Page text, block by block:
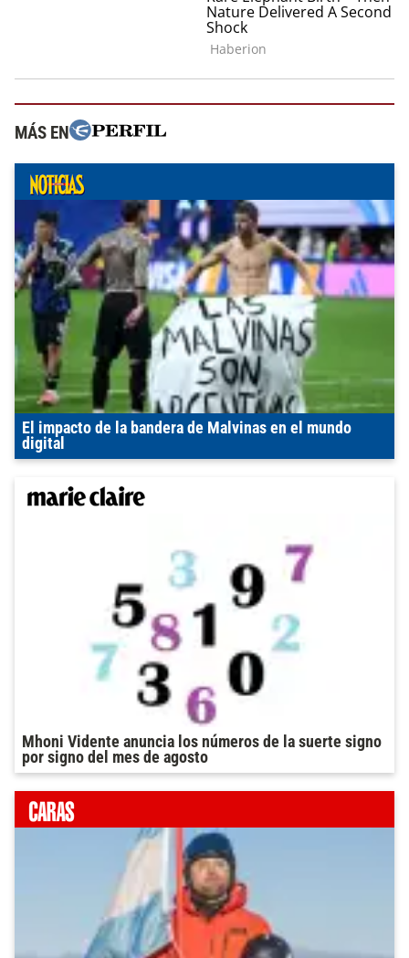
MÁS EN
El impacto de la bandera de Malvinas en el mundo
digital
Mhoni Vidente anuncia los números de la suerte signo
por signo del mes de agosto